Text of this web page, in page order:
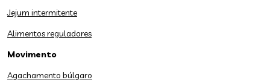
Jejum intermitente
Alimentos reguladores
Movimento
Agachamento búlgaro